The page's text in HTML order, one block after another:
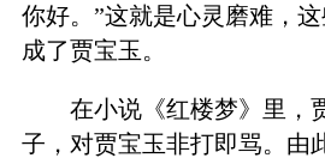
你好。”这就是心灵磨难，
成了贾宝玉。
在小说《红楼梦》里，
子，对贾宝玉非打即骂。由